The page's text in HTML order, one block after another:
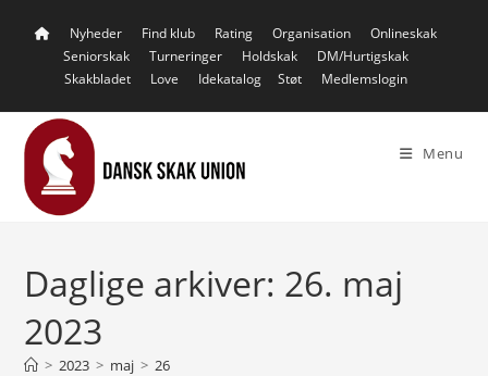
Nyheder Find klub Rating Organisation
Onlineskak
Seniorskak
Turneringer Holdskak
DM/Hurtigskak
Skakbladet
Love Idekatalog Støt Medlemslogin
Menu
Daglige arkiver: 26. maj
2023
> 2023 > maj > 26